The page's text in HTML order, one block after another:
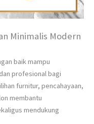
Minimalis Modern
baik mampu
profesional bagi
furnitur, pencahayaan,
membantu
mendukung